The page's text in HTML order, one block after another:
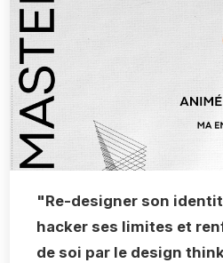
"Re-designer son
hacker ses limites et
de soi par le design